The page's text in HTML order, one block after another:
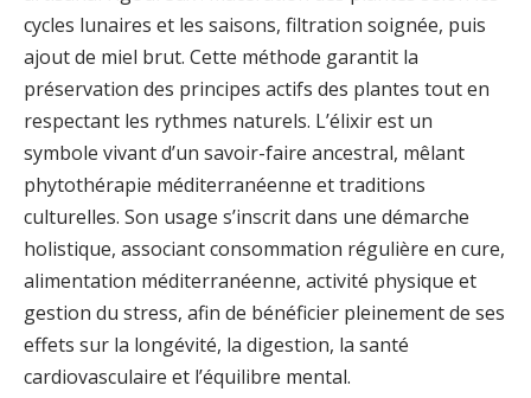
cycles lunaires et les saisons, filtration soignée, puis
ajout de miel brut. Cette méthode garantit la
préservation des principes actifs des plantes tout en
respectant les rythmes naturels. L’élixir est un
symbole vivant d’un savoir-faire ancestral, mêlant
phytothérapie méditerranéenne et traditions
culturelles. Son usage s’inscrit dans une démarche
holistique, associant consommation régulière en cure,
alimentation méditerranéenne, activité physique et
gestion du stress, afin de bénéficier pleinement de ses
effets sur la longévité, la digestion, la santé
cardiovasculaire et l’équilibre mental.